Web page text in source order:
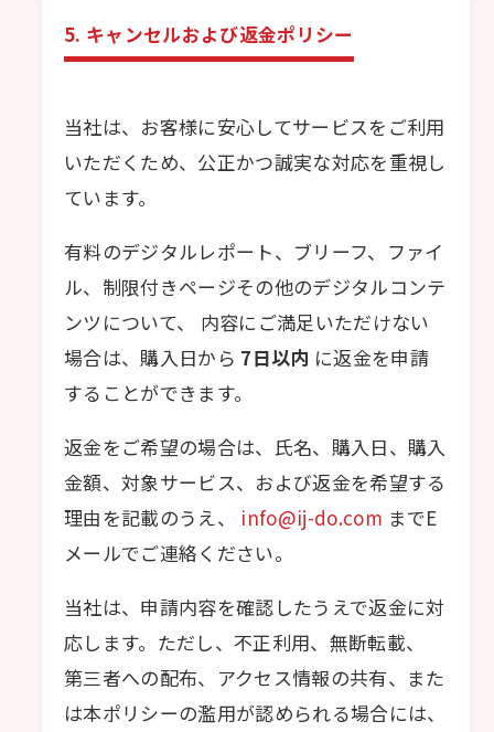
5. キャンセルおよび返金ポリシー
当社は、お客様に安心してサービスをご利用
いただくため、公正かつ誠実な対応を重視し
ています。
有料のデジタルレポート、ブリーフ、ファイ
ル、制限付きページその他のデジタルコンテ
ンツについて、 内容にご満足いただけない
場合は、購入日から 7日以内 に返金を申請
することができます。
返金をご希望の場合は、氏名、購入日、購入
金額、対象サービス、および返金を希望する
理由を記載のうえ、 info@ij-do.com までE
メールでご連絡ください。
当社は、申請内容を確認したうえで返金に対
応します。ただし、不正利用、無断転載、
第三者への配布、アクセス情報の共有、また
は本ポリシーの濫用が認められる場合には、